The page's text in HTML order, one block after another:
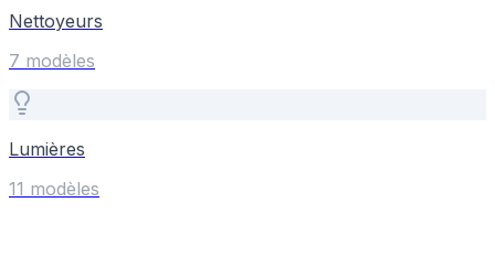
Nettoyeurs
7 modèles
Lumières
11 modèles